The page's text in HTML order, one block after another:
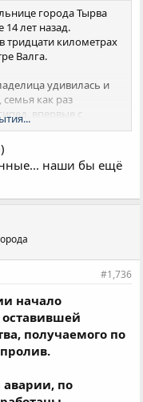
07/2017/596ca33c9a
города Тырва
лет назад.
тридцати километрах
Валга.
удивилась и
как раз
впервые с
покупать
полицейского
наши бы ещё
#1,736
начало
получаемого по
аварии, по